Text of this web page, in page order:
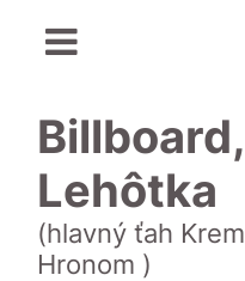
Lehôtka
(hlavný ťah
Hronom )